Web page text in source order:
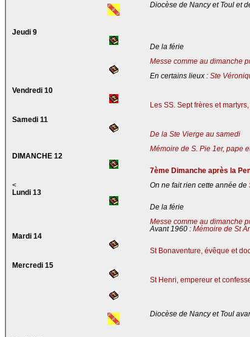
Diocèse de Nancy et Toul et
Jeudi 9
De la férie
Messe comme au dimanche
En certains lieux : Ste
Vendredi 10
Les SS. Sept frères et
Samedi 11
De la Ste Vierge au samedi
Mémoire de S. Pie 1er, pape
DIMANCHE 12
7ème Dimanche après la
<
On ne fait rien cette année de
Lundi 13
De la férie
Messe comme au dimanche
Avant 1960 : Mémoire de St
Mardi 14
St Bonaventure, évêque et
Mercredi 15
St Henri, empereur et
Diocèse de Nancy et Toul